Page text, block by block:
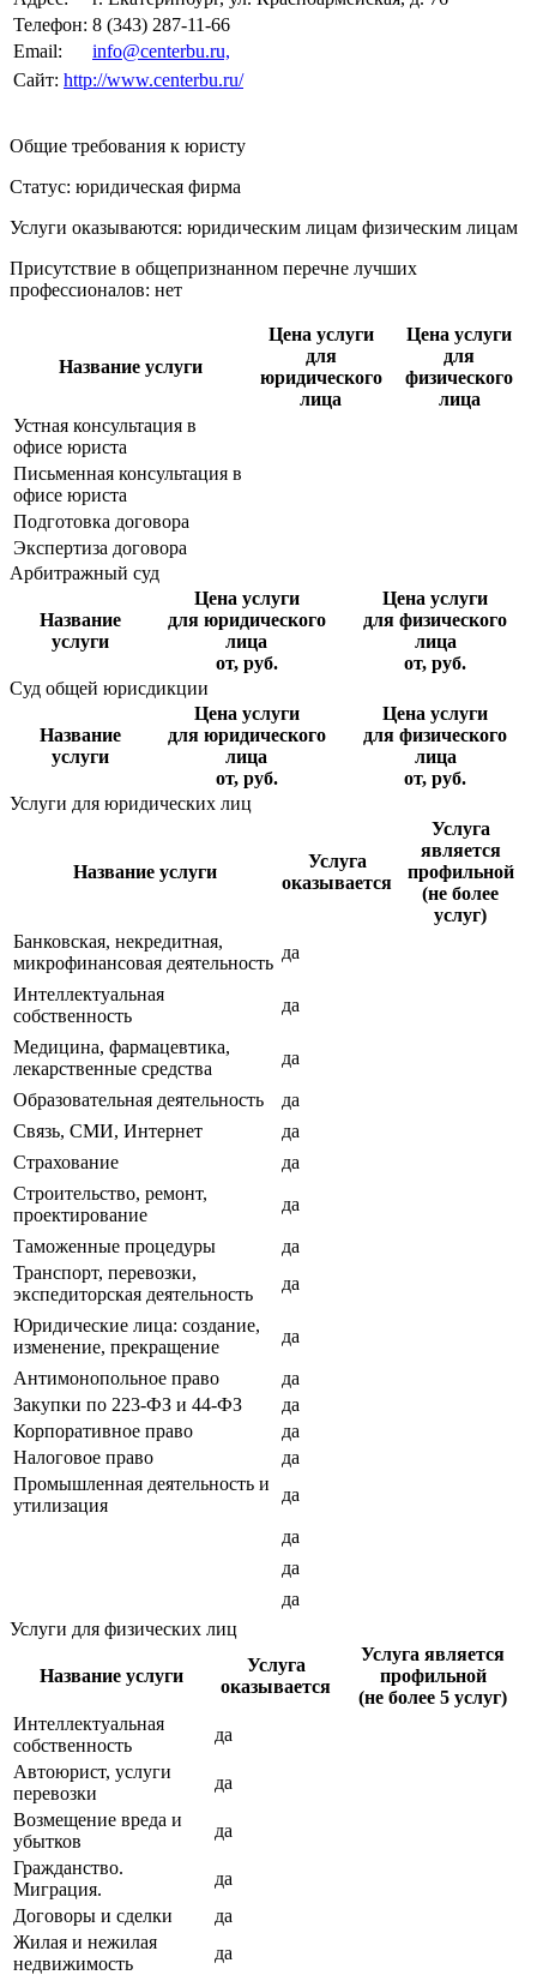
Телефон: 8 (343) 287-11-66
Email:
info@centerbu.ru,
Сайт: http://www.centerbu.ru/
Общие требования к юристу
Статус: юридическая фирма
Услуги оказываются: юридическим лицам физическим лицам
Присутствие в общепризнанном перечне лучших
профессионалов: нет
Название услуги
Цена услуги
для
юридического
лица
Цена услуги
для
физического
лица
Устная консультация в
офисе юриста
Письменная консультация в
офисе юриста
Подготовка договора
Экспертиза договора
Арбитражный суд
Название
услуги
Цена услуги
для юридического
лица
от, руб.
Цена услуги
для физического
лица
от, руб.
Суд общей юрисдикции
Название
услуги
Цена услуги
для юридического
лица
от, руб.
Цена услуги
для физического
лица
от, руб.
Услуги для юридических лиц
Название услуги
Услуга
оказывается
Услуга
является
профильной
(не более
услуг)
Банковская, некредитная,
микрофинансовая деятельность
да
Интеллектуальная
собственность
да
Медицина, фармацевтика,
лекарственные средства
да
Образовательная деятельность
да
Связь, СМИ, Интернет
да
Страхование
да
Строительство, ремонт,
проектирование
да
Таможенные процедуры
да
Транспорт, перевозки,
экспедиторская деятельность
да
Юридические лица: создание,
изменение, прекращение
да
Антимонопольное право
да
Закупки по 223-ФЗ и 44-ФЗ
да
Корпоративное право
да
Налоговое право
да
Промышленная деятельность и
утилизация
да
да
да
да
Услуги для физических лиц
Название услуги
Услуга
оказывается
Услуга является
профильной
(не более 5 услуг)
Интеллектуальная
собственность
да
Автоюрист, услуги
перевозки
да
Возмещение вреда и
убытков
да
Гражданство.
Миграция.
да
Договоры и сделки
да
Жилая и нежилая
недвижимость
да